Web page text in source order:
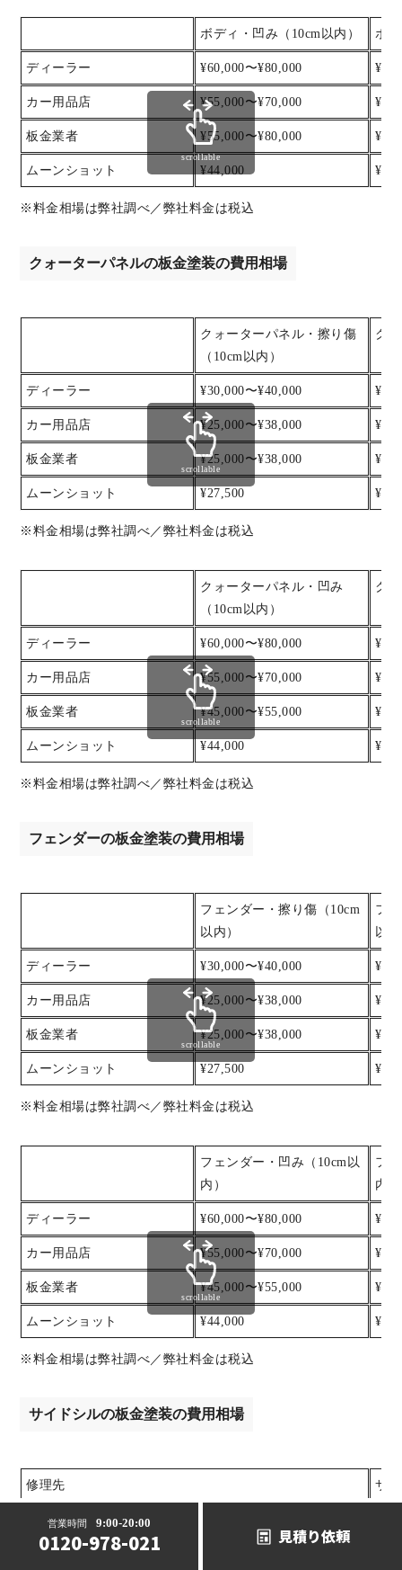
ボディ・凹み（10cm以内） ボ
ディーラー ¥60,000〜¥80,000
カー用品店 ¥55,000〜¥70,000
板金業者 ¥55,000〜¥80,000
ムーンショット ¥44,000
※料金相場は弊社調べ／弊社料金は税込
scrollable
クォーターパネルの板金塗装の費用相場
クォーターパネル・擦り傷
（10cm以内）
ク
ディーラー ¥30,000〜¥40,000
カー用品店 ¥25,000〜¥38,000
板金業者 ¥25,000〜¥38,000
ムーンショット ¥27,500
※料金相場は弊社調べ／弊社料金は税込
scrollable
クォーターパネル・凹み
（10cm以内）
ク
ディーラー ¥60,000〜¥80,000
カー用品店 ¥55,000〜¥70,000
板金業者 ¥45,000〜¥55,000
ムーンショット ¥44,000
※料金相場は弊社調べ／弊社料金は税込
scrollable
フェンダーの板金塗装の費用相場
フェンダー・擦り傷（10cm
以内）
フ
以
ディーラー ¥30,000〜¥40,000
カー用品店 ¥25,000〜¥38,000
板金業者 ¥25,000〜¥38,000
ムーンショット ¥27,500
※料金相場は弊社調べ／弊社料金は税込
scrollable
フェンダー・凹み（10cm以
内）
フ
内）
ディーラー ¥60,000〜¥80,000
カー用品店 ¥55,000〜¥70,000
板金業者 ¥45,000〜¥55,000
ムーンショット ¥44,000
※料金相場は弊社調べ／弊社料金は税込
scrollable
サイドシルの板金塗装の費用相場
修理先 サ
ディーラー
カー用品店
営業時間 9:00-20:00
0120-978-021 見積り依頼